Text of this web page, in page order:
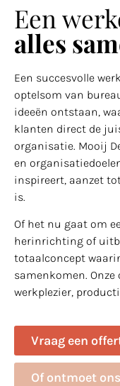
Een
alles
Een succesvolle
optelsom van
ideeën ontstaan,
klanten direct de
organisatie. Mooij
en
inspireert, aanzet
is.
Of het nu gaat om
herinrichting of
totaalconcept
samenkomen.
werkplezier,
Vraag een
Of ontmoet